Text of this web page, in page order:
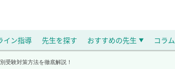
イン指導 先生を探す おすすめの先生 ▼ コラム
受験対策方法を徹底解説！